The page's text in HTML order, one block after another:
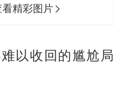
精彩图片
以收回的尴尬局